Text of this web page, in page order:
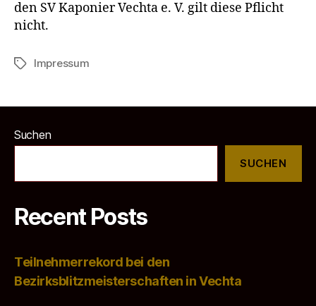
den SV Kaponier Vechta e. V. gilt diese Pflicht
nicht.
Schlagwörter
Impressum
Suchen
SUCHEN
Recent Posts
Teilnehmerrekord bei den
Bezirksblitzmeisterschaften in Vechta